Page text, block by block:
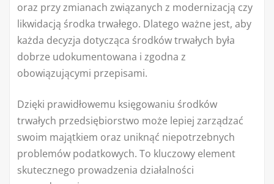
oraz przy zmianach związanych z modernizacją czy
likwidacją środka trwałego. Dlatego ważne jest, aby
każda decyzja dotycząca środków trwałych była
dobrze udokumentowana i zgodna z
obowiązującymi przepisami.
Dzięki prawidłowemu księgowaniu środków
trwałych przedsiębiorstwo może lepiej zarządzać
swoim majątkiem oraz uniknąć niepotrzebnych
problemów podatkowych. To kluczowy element
skutecznego prowadzenia działalności